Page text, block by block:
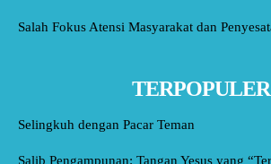
Salah Fokus Atensi Masyarakat dan
TERPOPULER
Selingkuh dengan Pacar Teman
Salib Pengampunan: Tangan Yesus yang